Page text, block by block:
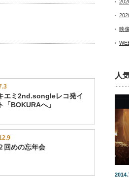
エミ2nd.songleレコ発イ
「BOKURAへ」
回めの忘年会
映
人